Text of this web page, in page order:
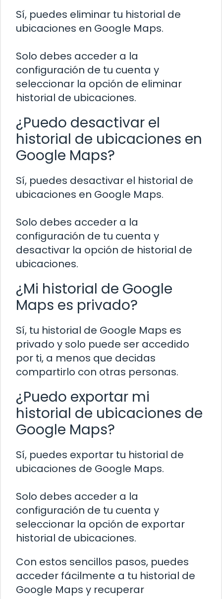
Sí, puedes eliminar tu historial de
ubicaciones en Google Maps.
Solo debes acceder a la
configuración de tu cuenta y
seleccionar la opción de eliminar
historial de ubicaciones.
¿Puedo desactivar el
historial de ubicaciones en
Google Maps?
Sí, puedes desactivar el historial de
ubicaciones en Google Maps.
Solo debes acceder a la
configuración de tu cuenta y
desactivar la opción de historial de
ubicaciones.
¿Mi historial de Google
Maps es privado?
Sí, tu historial de Google Maps es
privado y solo puede ser accedido
por ti, a menos que decidas
compartirlo con otras personas.
¿Puedo exportar mi
historial de ubicaciones de
Google Maps?
Sí, puedes exportar tu historial de
ubicaciones de Google Maps.
Solo debes acceder a la
configuración de tu cuenta y
seleccionar la opción de exportar
historial de ubicaciones.
Con estos sencillos pasos, puedes
acceder fácilmente a tu historial de
Google Maps y recuperar